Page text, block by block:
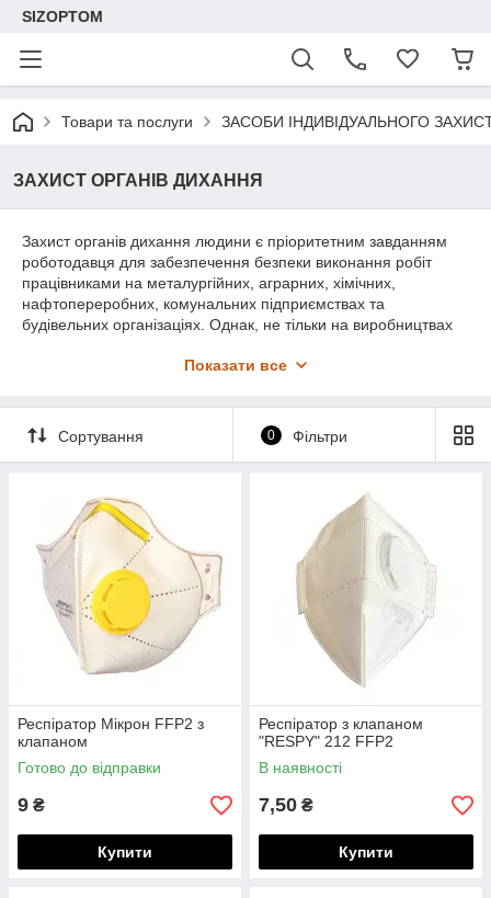
SIZOPTOM
Товари та послуги ЗАСОБИ ІНДИВІДУАЛЬНОГО
ЗАХИСТ ОРГАНІВ ДИХАННЯ
Захист органів дихання людини є пріоритетним завданням
роботодавця для забезпечення безпеки виконання робіт
працівниками на металургійних, аграрних, хімічних,
нафтопереробних, комунальних підприємствах та
будівельних організаціях. Однак, не тільки на виробництвах
ремонту в квартирі, роботі на дачній ділянці з хімікатами,
дихання від пилу, отруйних парів та мікробів. У нашому
інтернет-магазині SIZOPTOM ви можете придбати необхідні
засоби захисту органів дихання: медичні маски, респіратори,
рятувальники. Наші менеджери із задоволенням
проконсультують вас з усіх питань.
Показати все
Сортування 0 Фільтри
Респіратор Мікрон FFP2 з
клапаном
Готово до відправки
9 ₴
Купити
Респіратор з клапаном
"RESPY" 212 FFP2
В наявності
7,50 ₴
Купити